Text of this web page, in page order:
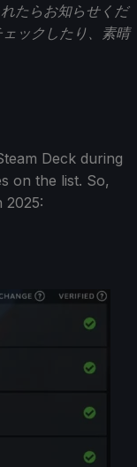
たらお知らせくだ
ックしたり、素晴
Deck during
on the list. So,
2025: